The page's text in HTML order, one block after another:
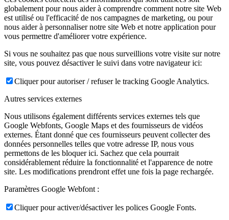
globalement pour nous aider à comprendre comment notre site Web
est utilisé ou l'efficacité de nos campagnes de marketing, ou pour
nous aider à personnaliser notre site Web et notre application pour
vous permettre d'améliorer votre expérience.
Si vous ne souhaitez pas que nous surveillions votre visite sur notre
site, vous pouvez désactiver le suivi dans votre navigateur ici:
Cliquer pour autoriser / refuser le tracking Google Analytics.
Autres services externes
Nous utilisons également différents services externes tels que
Google Webfonts, Google Maps et des fournisseurs de vidéos
externes. Étant donné que ces fournisseurs peuvent collecter des
données personnelles telles que votre adresse IP, nous vous
permettons de les bloquer ici. Sachez que cela pourrait
considérablement réduire la fonctionnalité et l'apparence de notre
site. Les modifications prendront effet une fois la page rechargée.
Paramètres Google Webfont :
Cliquer pour activer/désactiver les polices Google Fonts.